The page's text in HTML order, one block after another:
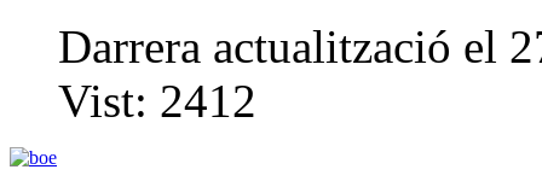
Darrera actualització el
Vist: 2412